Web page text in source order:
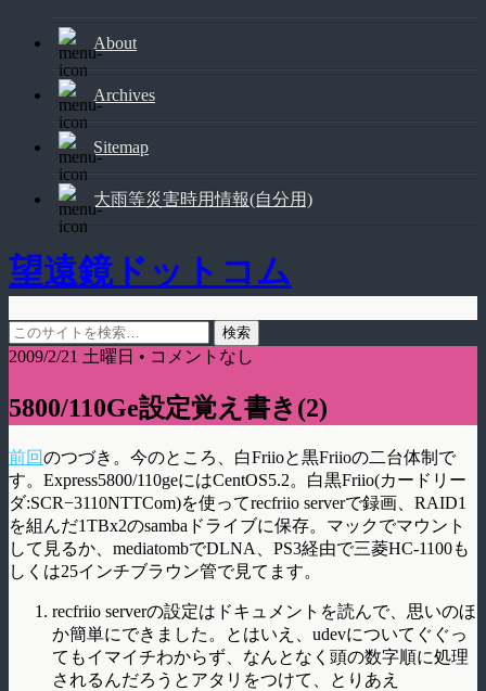
About
Archives
Sitemap
大雨等災害時用情報(自分用)
望遠鏡ドットコム
2009/2/21 土曜日 • コメントなし
5800/110Ge設定覚え書き(2)
前回のつづき。今のところ、白Friioと黒Friioの二台体制で
す。Express5800/110geにはCentOS5.2。白黒Friio(カードリー
ダ:SCR−3110NTTCom)を使ってrecfriio serverで録画、RAID1
を組んだ1TBx2のsambaドライブに保存。マックでマウント
して見るか、mediatombでDLNA、PS3経由で三菱HC-1100も
しくは25インチブラウン管で見てます。
recfriio serverの設定はドキュメントを読んで、思いのほ
か簡単にできました。とはいえ、udevについてぐぐっ
てもイマイチわからず、なんとなく頭の数字順に処理
されるんだろうとアタリをつけて、とりあえ